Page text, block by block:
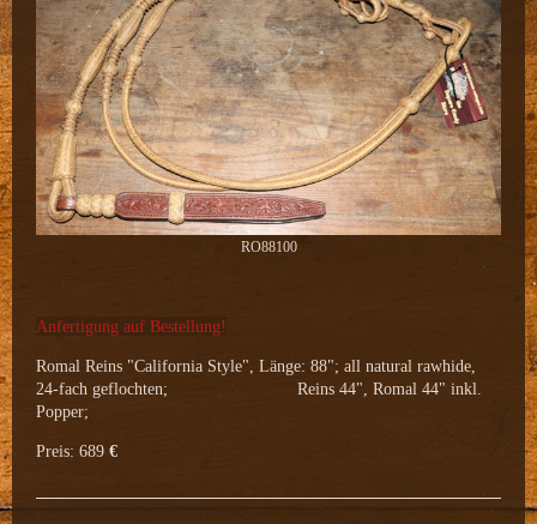
RO88100
Anfertigung auf Bestellung!
Romal Reins "California Style", Länge: 88"; all natural rawhide,
24-fach geflochten; Reins 44", Romal 44" inkl.
Popper;
Preis: 689 €